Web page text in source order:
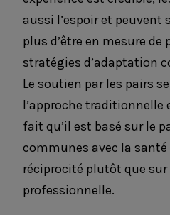
aussi l’espoir et peuvent
plus d’être en mesure de
stratégies d’adaptation
Le soutien par les pairs
l’approche traditionnelle
fait qu’il est basé sur le
communes avec la
réciprocité plutôt que sur
professionnelle.